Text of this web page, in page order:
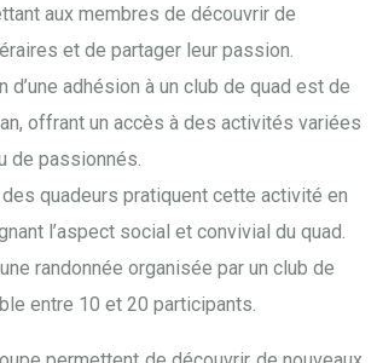
aux membres de découvrir de
et de partager leur passion.
d’une adhésion à un club de quad est de
offrant un accès à des activités variées
de passionnés.
quadeurs pratiquent cette activité en
l’aspect social et convivial du quad.
randonnée organisée par un club de
entre 10 et 20 participants.